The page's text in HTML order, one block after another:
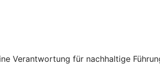
Verantwortung für nachhaltige